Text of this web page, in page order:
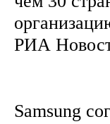
РИА
Samsung